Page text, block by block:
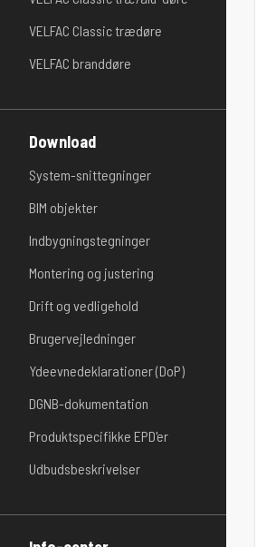
VELFAC Classic trædøre
VELFAC branddøre
Download
System-snittegninger
BIM objekter
Indbygningstegninger
Montering og justering
Drift og vedligehold
Brugervejledninger
Ydeevnedeklarationer (DoP)
DGNB-dokumentation
Produktspecifikke EPD'er
Udbudsbeskrivelser